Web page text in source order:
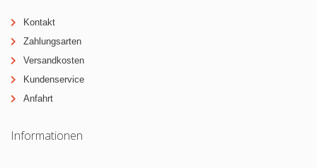
Kontakt
Zahlungsarten
Versandkosten
Kundenservice
Anfahrt
Informationen